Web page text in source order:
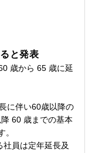
と発表
歳から 65 歳に延
に伴い60歳以降の
60 歳までの基本
。
員は定年延長及